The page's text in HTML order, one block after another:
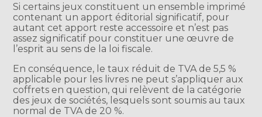
Si certains jeux constituent un ensemble imprimé
contenant un apport éditorial significatif, pour
autant cet apport reste accessoire et n’est pas
assez significatif pour constituer une œuvre de
l’esprit au sens de la loi fiscale.
En conséquence, le taux réduit de TVA de 5,5 %
applicable pour les livres ne peut s’appliquer aux
coffrets en question, qui relèvent de la catégorie
des jeux de sociétés, lesquels sont soumis au taux
normal de TVA de 20 %.